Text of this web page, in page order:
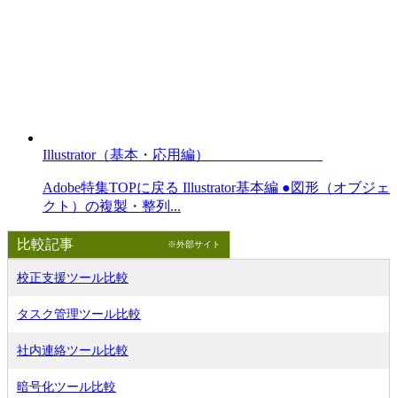
Illustrator（基本・応用編）
Adobe特集TOPに戻る Illustrator基本編 ●図形（オブジェ
クト）の複製・整列...
比較記事 ※外部サイト
校正支援ツール比較
タスク管理ツール比較
社内連絡ツール比較
暗号化ツール比較